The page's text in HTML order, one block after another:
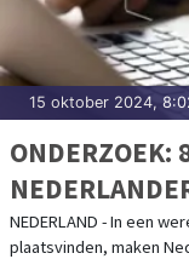
15 oktober 2024,
ONDERZOEK:
TIJDENS
NEDERLAND - In een
plaatsvinden, maken